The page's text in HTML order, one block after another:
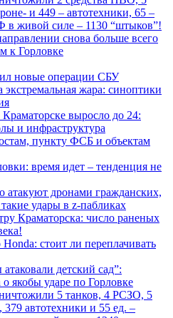
и 449 – автотехники, 65 –
в живой силе – 1130 “штыков”!
снова больше всего
к Горловке
новые операции СБУ
жара: синоптики
выросло до 24:
и инфраструктура
пункту ФСБ и объектам
время идет – тенденция не
атакуют дронами гражданских,
удары в z-пабликах
Краматорска: число раненых
стоит ли переплачивать
детский сад”:
о якобы ударе по Горловке
5 танков, 4 РСЗО, 5
автотехники и 55 ед. –